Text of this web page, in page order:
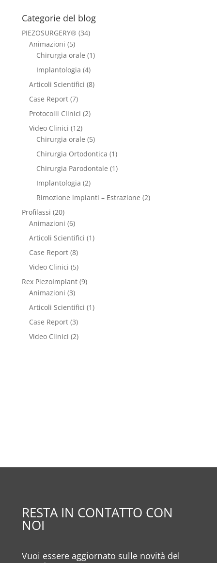
Categorie del blog
PIEZOSURGERY® (34)
Animazioni (5)
Chirurgia orale (1)
Implantologia (4)
Articoli Scientifici (8)
Case Report(7)
Protocolli Clinici (2)
Video Clinici (12)
Chirurgia orale (5)
Chirurgia Ortodontica (1)
Chirurgia Parodontale (1)
Implantologia (2)
Rimozione impianti – Estrazione (2)
Profilassi (20)
Animazioni (6)
Articoli Scientifici (1)
Case Report(8)
Video Clinici (5)
Rex PiezoImplant(9)
Animazioni (3)
Articoli Scientifici (1)
Case Report(3)
Video Clinici (2)
RESTA IN CONTATTO CON
NOI
Vuoi essere aggiornato sulle novità del